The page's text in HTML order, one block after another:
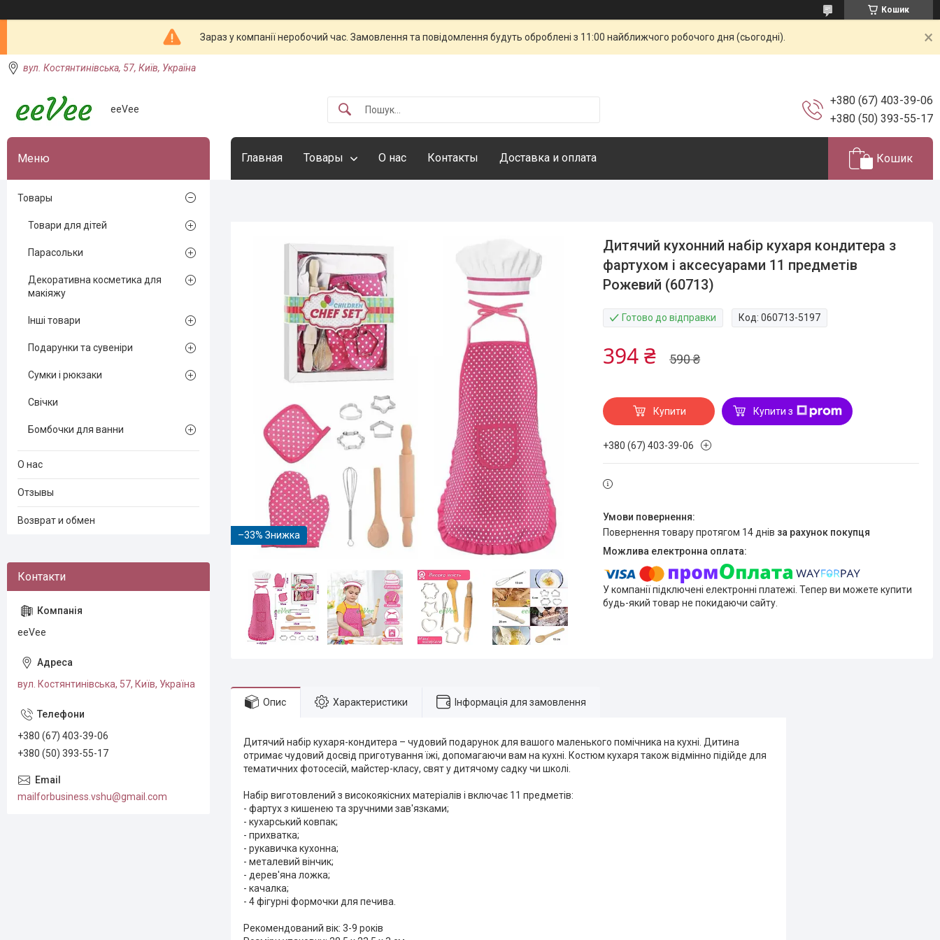
Кошик
Зараз у компанії неробочий час. Замовлення та повідомлення будуть оброблені з 11:00 найближчого робочого дня (сьогодні).
вул. Костянтинівська, 57, Київ, Україна
eeVee
+380 (67) 403-39-06
+380 (50) 393-55-17
Главная Товары О нас Контакты Доставка и оплата Кошик
–33%
Дитячий кухонний набір кухаря кондитера з
фартухом і аксесуарами 11 предметів
Рожевий (60713)
Готово до відправки Код:060713-5197
590 ₴
394 ₴
Купити Купити з
+380 (67) 403-39-06
повернення товару протягом 14 днів за рахунок покупця
У компанії підключені електронні платежі. Тепер ви можете купити
будь-який товар не покидаючи сайту.
Опис Характеристики Інформація для замовлення
Дитячий набір кухаря-кондитера – чудовий подарунок для вашого маленького помічника на кухні. Дитина
отримає чудовий досвід приготування їжі, допомагаючи вам на кухні. Костюм кухаря також відмінно підійде для
тематичних фотосесій, майстер-класу, свят у дитячому садку чи школі.
Набір виготовлений з високоякісних матеріалів і включає 11 предметів:
- фартух з кишенею та зручними зав'язками;
- кухарський ковпак;
- прихватка;
- рукавичка кухонна;
- металевий вінчик;
- дерев'яна ложка;
- качалка;
- 4 фігурні формочки для печива.
Рекомендований вік: 3-9 років
Товары
Товари для дітей
Парасольки
Декоративна косметика для
макіяжу
Інші товари
Подарунки та сувеніри
Сумки і рюкзаки
Свічки
Бомбочки для ванни
О нас
Отзывы
Возврат и обмен
eeVee
вул. Костянтинівська, 57, Київ, Україна
+380 (67) 403-39-06
+380 (50) 393-55-17
mailforbusiness.vshu@gmail.com